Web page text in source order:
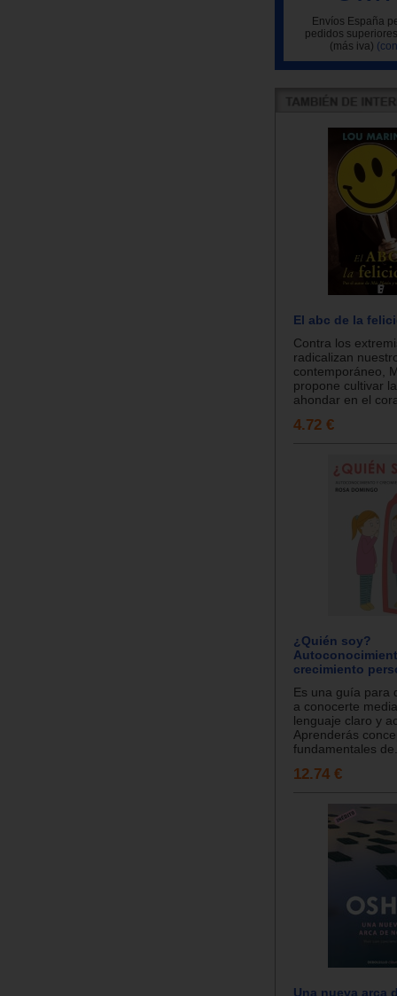
Envíos España
pedidos
(más iva)
El abc de la
Contra los
radicalizan
contemporáneo,
propone cultivar
ahondar en el
4.72 €
¿Quién soy?
crecimiento
Es una guía para
a conocerte
lenguaje claro y
Aprenderás
fundamentales
12.74 €
Una nueva arca